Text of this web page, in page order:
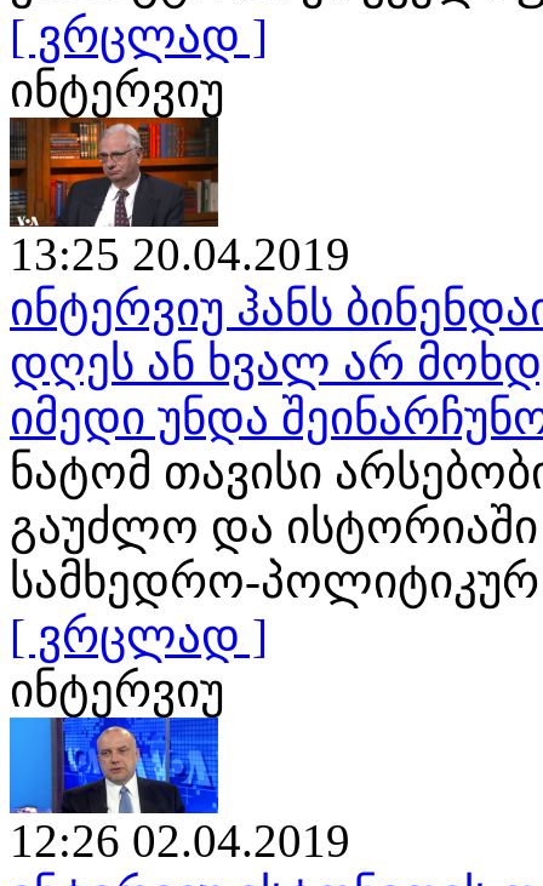
[ ვრცლად ]
ინტერვიუ
13:25 20.04.2019
ინტერვიუ ჰანს
დღეს ან ხვალ არ
იმედი უნდა
ნატომ თავისი
გაუძლო და
სამხედრო-
[ ვრცლად ]
ინტერვიუ
12:26 02.04.2019